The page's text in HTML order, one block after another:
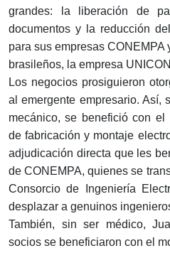
grandes: la liberación de
documentos y la reducción
para sus empresas
brasileños, la empresa
Los negocios prosiguieron
al emergente empresario. Así,
mecánico, se benefició con
de fabricación y montaje
adjudicación directa que les
de CONEMPA, quienes se
Consorcio de Ingeniería
desplazar a genuinos
También, sin ser médico,
socios se beneficiaron con el